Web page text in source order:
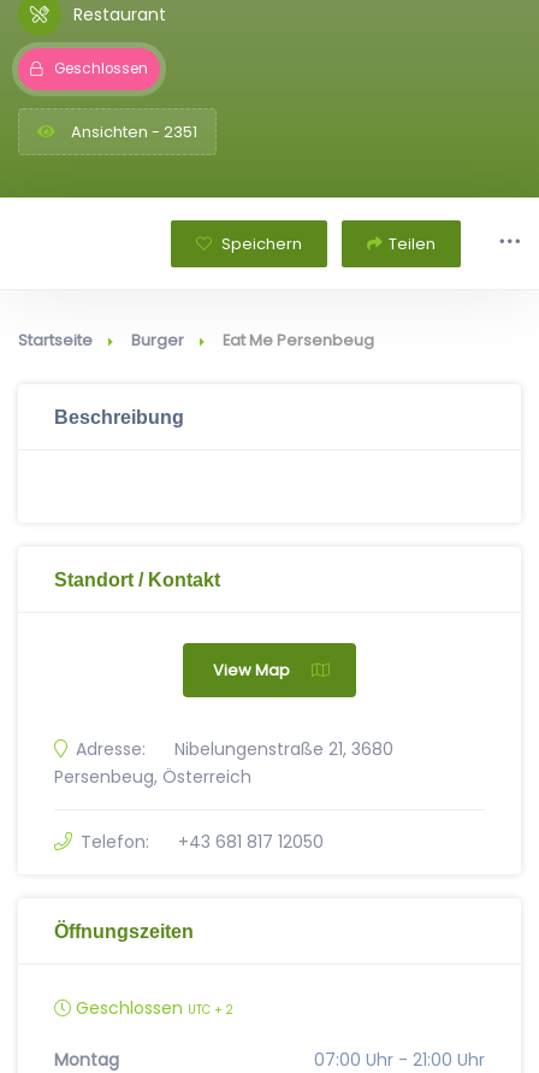
Restaurant
Geschlossen
Ansichten - 2351
Speichern Teilen
Startseite Burger Eat Me Persenbeug
Beschreibung
Standort / Kontakt
View Map
Adresse:
Nibelungenstraße 21, 3680
Persenbeug, Österreich
Telefon: +43 681 817 12050
Öffnungszeiten
Geschlossen UTC + 2
Montag 07:00 Uhr - 21:00 Uhr